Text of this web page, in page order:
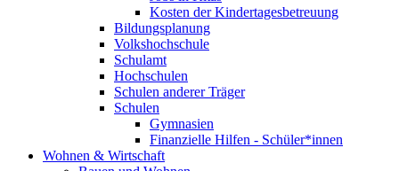
Kosten der Kindertagesbetreuung
Bildungsplanung
Volkshochschule
Schulamt
Hochschulen
Schulen anderer Träger
Schulen
Gymnasien
Finanzielle Hilfen - Schüler*innen
Wohnen & Wirtschaft